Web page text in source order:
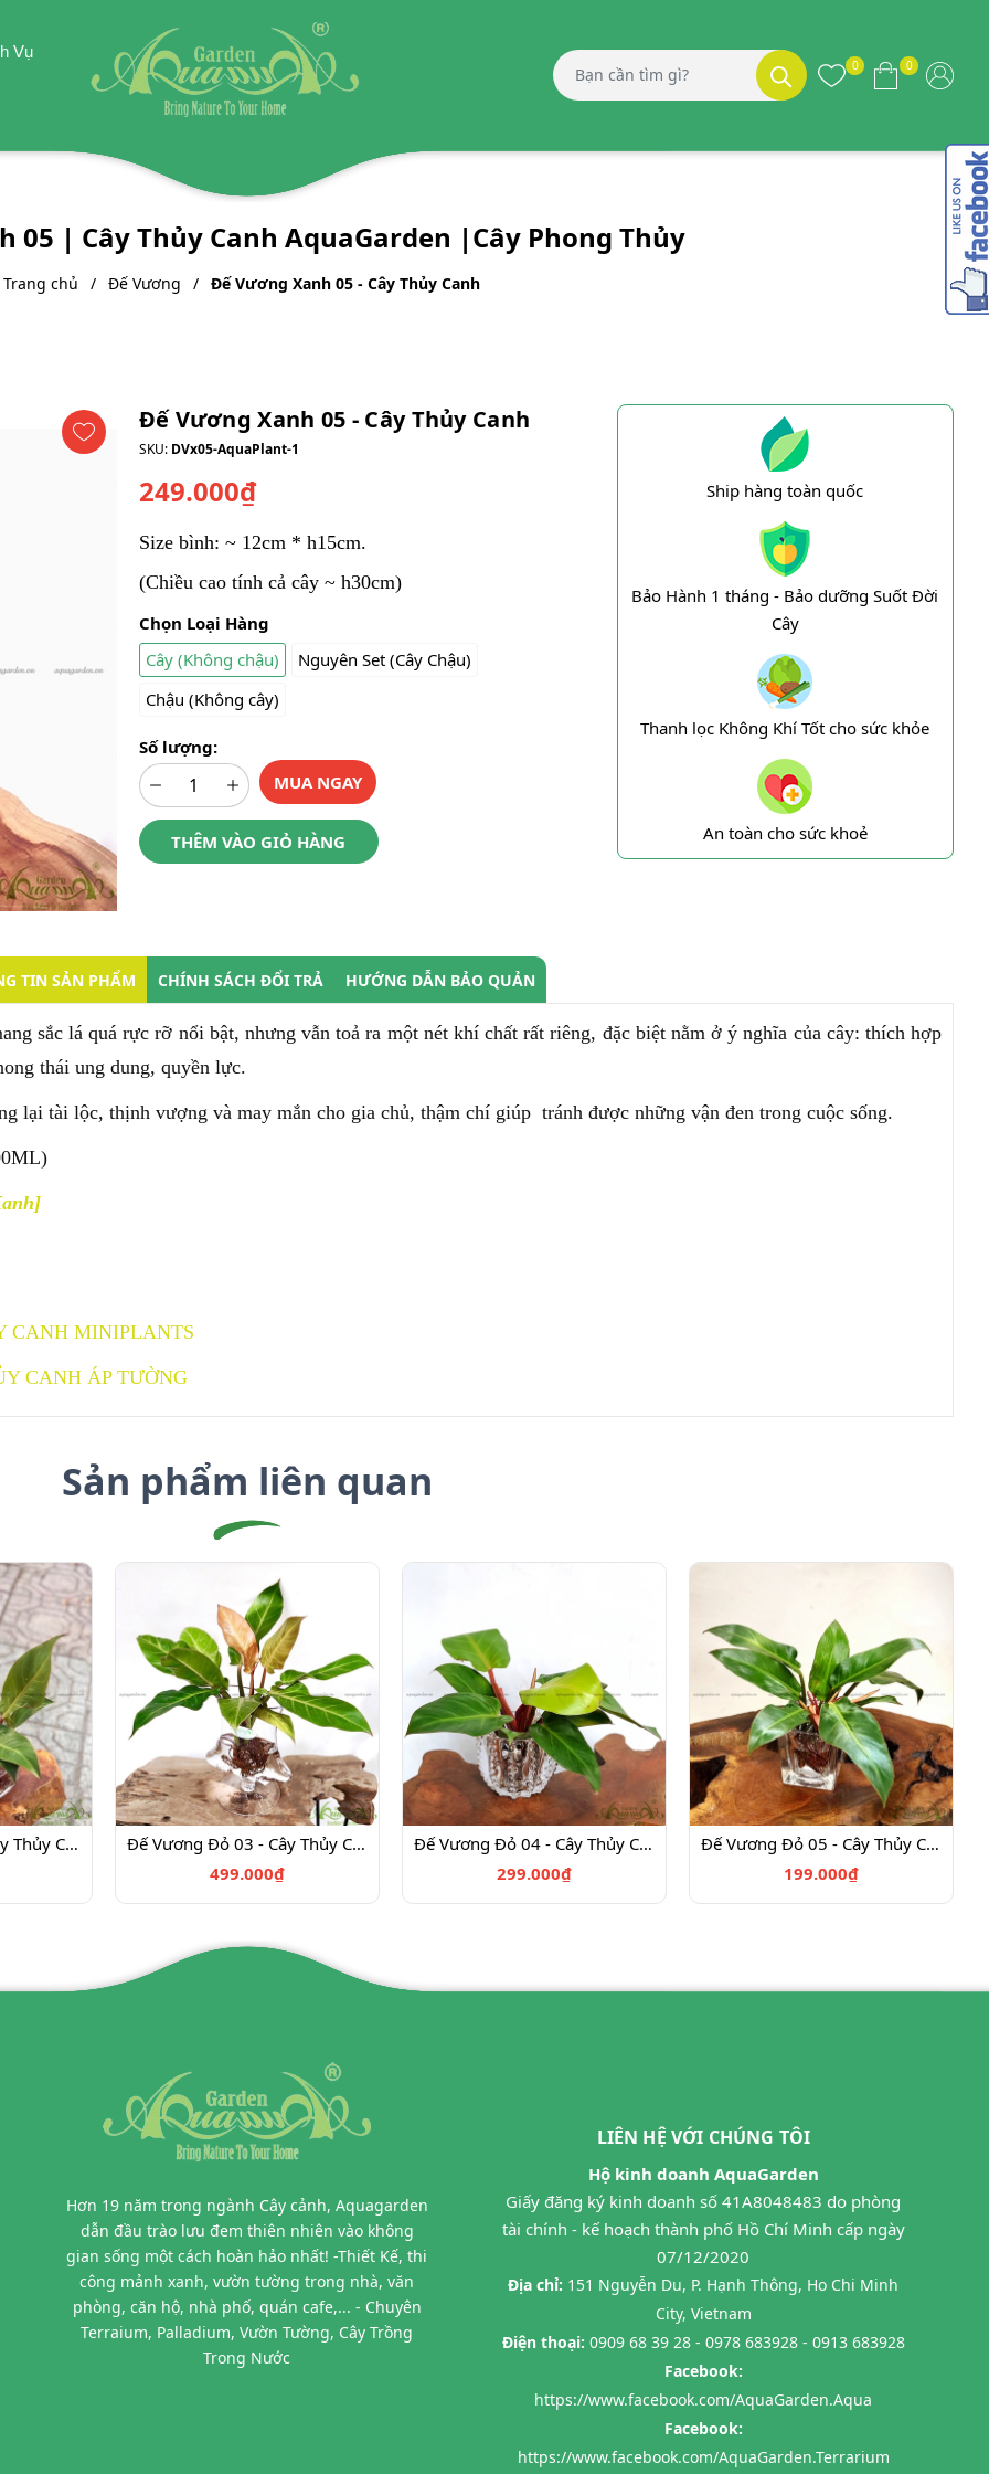
Vụ
0 0
05 | Cây Thủy Canh AquaGarden |Cây Phong Thủy
Trang chủ Đế Vương Đế Vương Xanh 05 - Cây Thủy Canh
Đế Vương Xanh 05 - Cây Thủy Canh
SKU: DVx05-AquaPlant-1
249.000₫
Size bình: ~ 12cm * h15cm.
(Chiều cao tính cả cây ~ h30cm)
Chọn Loại Hàng
Cây (Không chậu)
Nguyên Set (Cây Chậu)
Chậu (Không cây)
Số lượng:
MUA NGAY
THÊM VÀO GIỎ HÀNG
Ship hàng toàn quốc
Bảo Hành 1 tháng - Bảo dưỡng Suốt Đời
Cây
Thanh lọc Không Khí Tốt cho sức khỏe
An toàn cho sức khoẻ
TIN SẢN PHẨM CHÍNH SÁCH ĐỔI TRẢ HƯỚNG DẪN BẢO QUẢN
sắc lá quá rực rỡ nổi bật, nhưng vẫn toả ra một nét khí chất rất riêng, đặc biệt nằm ở ý nghĩa của cây: thích hợp
thái ung dung, quyền lực.
lại tài lộc, thịnh vượng và may mắn cho gia chủ, thậm chí giúp tránh được những vận đen trong cuộc sống.
CANH MINIPLANTS
CANH ÁP TƯỜNG
Sản phẩm liên quan
Đế Vương Đỏ 02 - Cây Thủy Canh
Đế Vương Đỏ 03 - Cây Thủy Canh
499.000₫
Đế Vương Đỏ 04 - Cây Thủy Canh
299.000₫
Đế Vương Đỏ 05 - Cây Thủy Canh
199.000₫
Hơn 19 năm trong ngành Cây cảnh, Aquagarden
dẫn đầu trào lưu đem thiên nhiên vào không
gian sống một cách hoàn hảo nhất! -Thiết Kế, thi
công mảnh xanh, vườn tường trong nhà, văn
phòng, căn hộ, nhà phố, quán cafe,... - Chuyên
Terraium, Palladium, Vườn Tường, Cây Trồng
Trong Nước
LIÊN HỆ VỚI CHÚNG TÔI
Hộ kinh doanh AquaGarden
Giấy đăng ký kinh doanh số 41A8048483 do phòng
tài chính - kế hoạch thành phố Hồ Chí Minh cấp ngày
07/12/2020
Địa chỉ: 151 Nguyễn Du, P. Hạnh Thông, Ho Chi Minh
City, Vietnam
Điện thoại: 0909 68 39 28 - 0978 683928 - 0913 683928
Facebook:
https://www.facebook.com/AquaGarden.Aqua
Facebook:
https://www.facebook.com/AquaGarden.Terrarium